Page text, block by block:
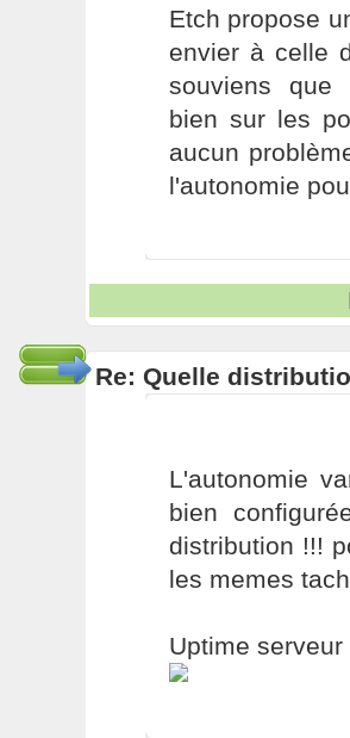
Etch propose
envier à celle
souviens que
bien sur les
aucun
l'autonomie
Re: Quelle
L'autonomie
bien
distribution !!!
les memes
Uptime serveur